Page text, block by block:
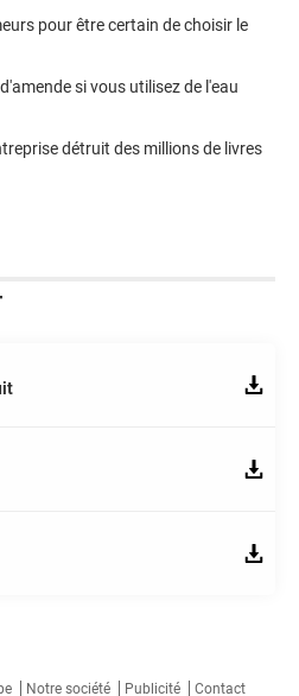
pour être certain de choisir le
si vous utilisez de l'eau
détruit des millions de livres
Notre société Publicité Contact